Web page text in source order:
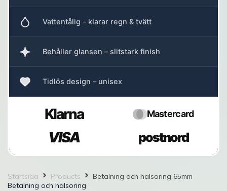
Vattentålig – klarar regn & tvätt
Behåller glansen – slitstark finish
Tidlös design – unisex
Klarna Mastercard
VISA postnord
Startsida Products
Betalning och hälsoring 65mm
Betalning och hälsoring